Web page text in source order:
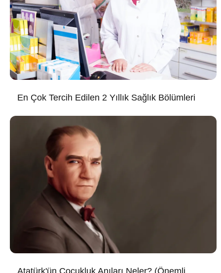
En Çok Tercih Edilen 2 Yıllık Sağlık Bölümleri